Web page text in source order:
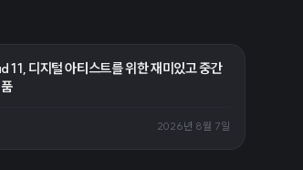
디지털 아티스트를 위한 재미있고 중간
2026년 8월 7일